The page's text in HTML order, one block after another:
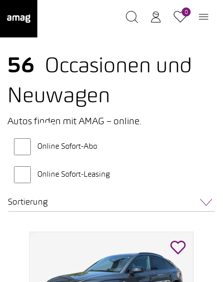
0
56
Occasionen und
Neuwagen
Autos finden mit AMAG – online.
Online Sofort-Abo
Online Sofort-Leasing
Sortierung